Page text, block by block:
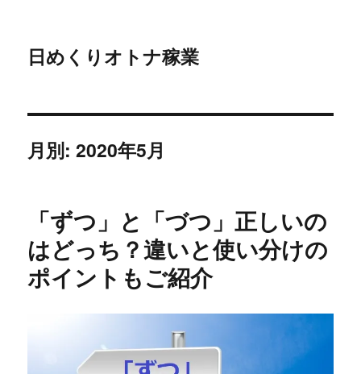
日めくりオトナ稼業
月別: 2020年5月
「ずつ」と「づつ」正しいの
はどっち？違いと使い分けの
ポイントもご紹介